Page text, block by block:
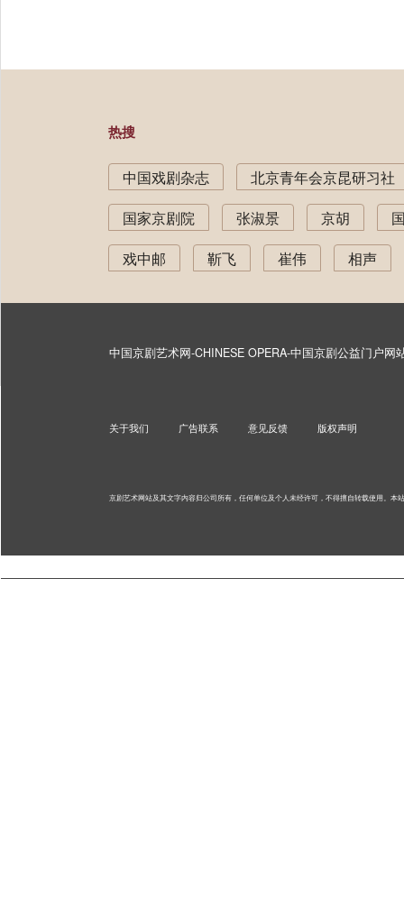
热搜
中国戏剧杂志
北京青年会京昆研习社
国家京剧院
张淑景 京胡
戏中邮
靳飞 崔伟 相声
中国京剧艺术网-CHINESE OPERA-中国京剧公益门户网
关于我们 广告联系 意见反馈 版权声明
京剧艺术网站及其文字内容归公司所有，任何单位及个人未经许可，不得擅自转载使用。 本